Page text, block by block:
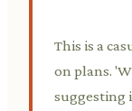
This is a
on plans.
suggesting